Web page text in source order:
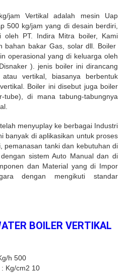
jam Vertikal adalah mesin Uap
500 kg/jam yang di desain berdiri,
oleh PT. Indira Mitra boiler, Kami
bahan bakar Gas, solar dll. Boiler
operasional yang di keluarga oleh
). jenis boiler ini dirancang
vertikal, biasanya berbentuk
Boiler ini disebut juga boiler
tube), di mana tabung-tabungnya
menyuplay ke berbagai Industri
banyak di aplikasikan untuk proses
pemanasan tanki dan kebutuhan di
sistem Auto Manual dan di
dan Material yang di Impor
dengan mengikuti standar
BOILER VERTIKAL
h 500
Kg/cm2 10